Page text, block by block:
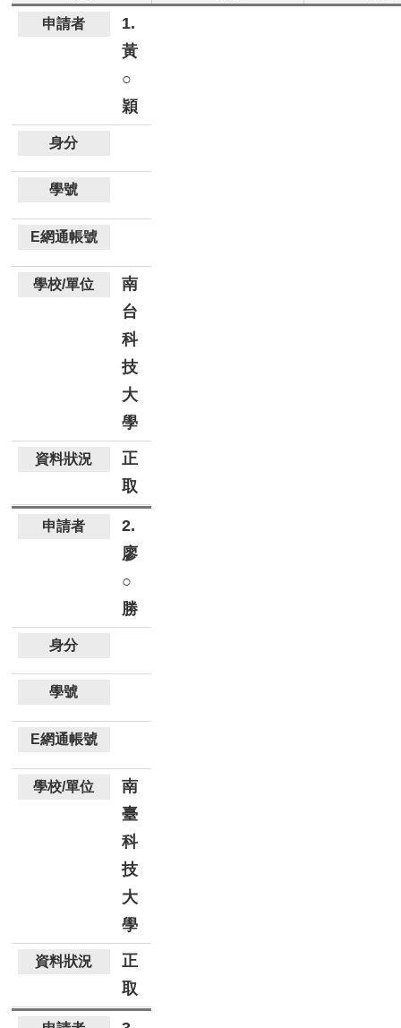
1.
黃
○
穎
南
台
科
技
大
學
正
取
2.
廖
○
勝
南
臺
科
技
大
學
正
取